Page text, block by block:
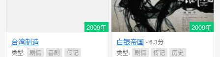
2009年
台湾制造
类型: 剧情 喜剧 传记
2009年
白银帝国 - 6.3分
类型: 剧情 传记 历史